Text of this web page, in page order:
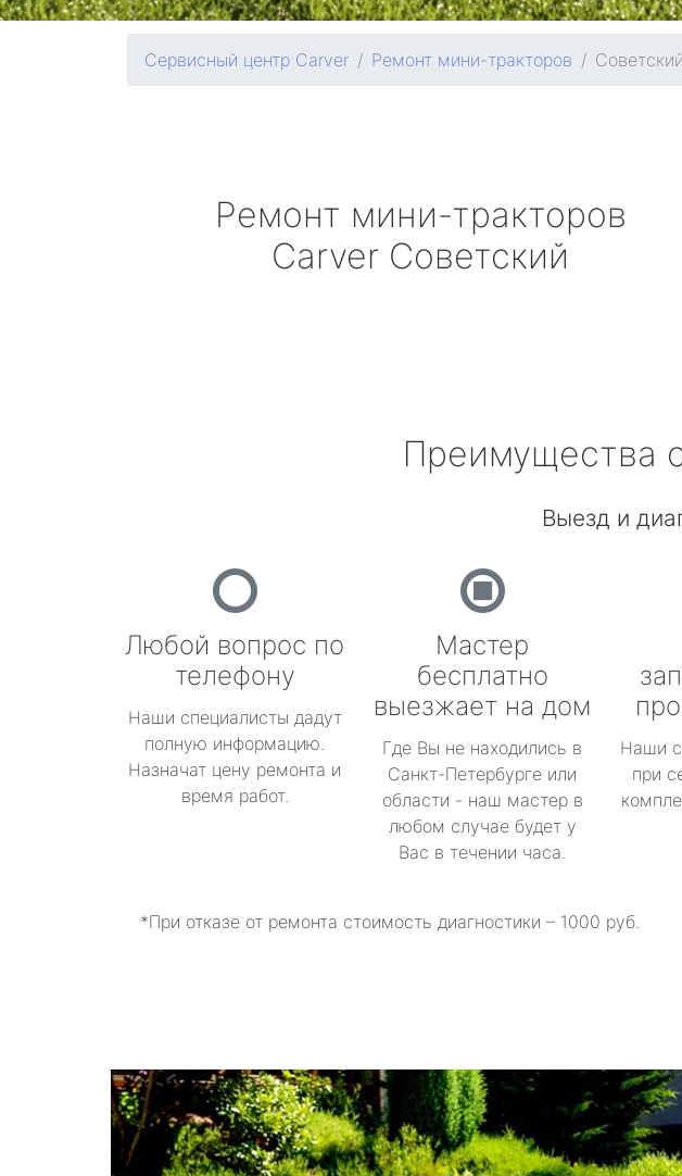
Сервисный центр Carver Ремонт мини-тракторов Советский
Ремонт мини-тракторов
Carver Советский
Преимущества
Выезд и
Любой вопрос по
телефону
Наши специалисты дадут
полную информацию.
Назначат цену ремонта и
время работ.
Мастер
бесплатно
выезжает на дом
Где Вы не находились в
Санкт-Петербурге или
области - наш мастер в
любом случае будет у
Вас в течении часа.
Наши
при
*При отказе от ремонта стоимость диагностики – 1000 руб.